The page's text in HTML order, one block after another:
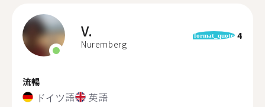
V.
Nuremberg
format_quote 4
流暢
ドイツ語 英語